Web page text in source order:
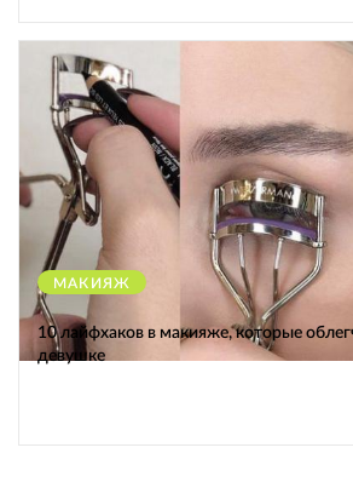
МАКИЯЖ
10 лайфхаков в макияже, которые
девушке